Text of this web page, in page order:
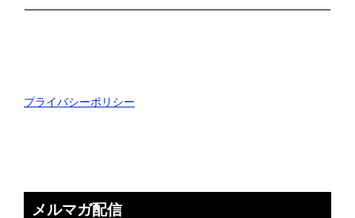
プライバシーポリシー
メルマガ配信